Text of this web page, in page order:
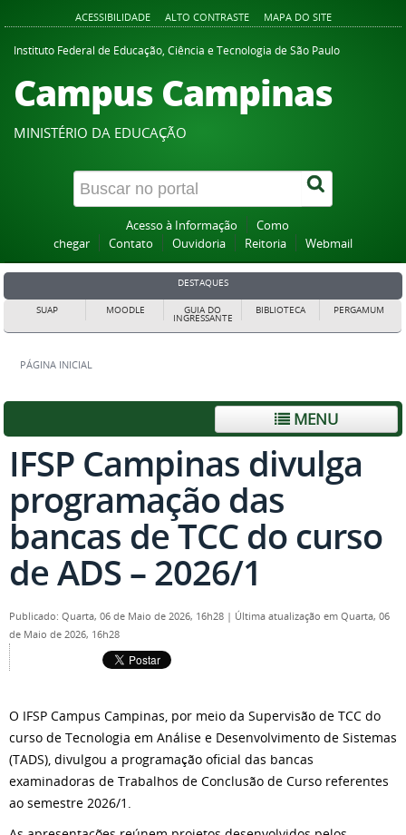
ACESSIBILIDADE ALTO CONTRASTE MAPA DO SITE
Instituto Federal de Educação, Ciência e Tecnologia de São Paulo
Campus Campinas
MINISTÉRIO DA EDUCAÇÃO
Acesso à Informação
Como
chegar
Contato Ouvidoria Reitoria Webmail
DESTAQUES
SUAP MOODLE GUIA DO
INGRESSANTE
BIBLIOTECA PERGAMUM
PÁGINA INICIAL
MENU
IFSP Campinas divulga
programação das
bancas de TCC do curso
de ADS – 2026/1
Publicado: Quarta, 06 de Maio de 2026, 16h28 | Última atualização em Quarta, 06
de Maio de 2026, 16h28
O IFSP Campus Campinas, por meio da Supervisão de TCC do
curso de Tecnologia em Análise e Desenvolvimento de Sistemas
(TADS), divulgou a programação oficial das bancas
examinadoras de Trabalhos de Conclusão de Curso referentes
ao semestre 2026/1.